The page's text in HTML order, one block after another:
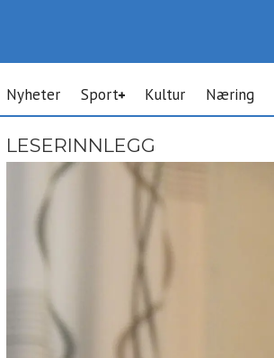
Nyheter Sport Kultur Næring
LESERINNLEGG